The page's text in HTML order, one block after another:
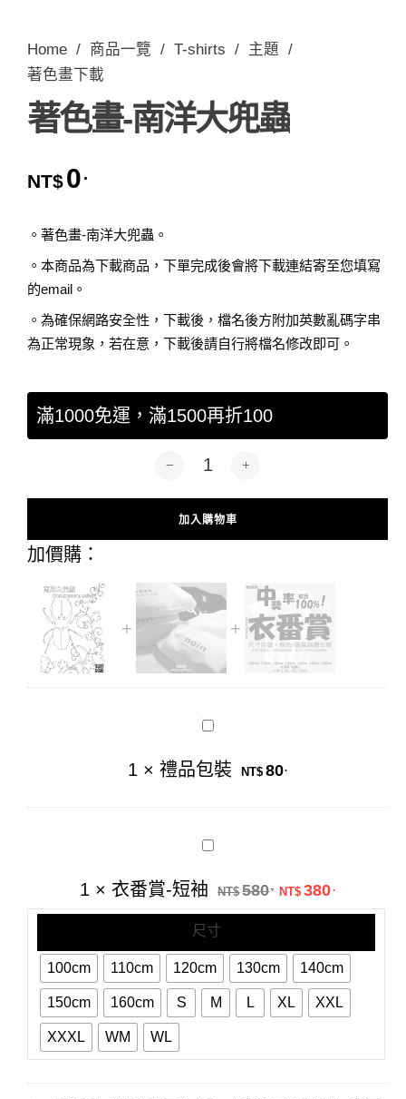
Home / 商品一覽 / T-shirts / 主題 /
著色畫下載
著色畫-南洋大兜蟲
NT$0 .
。著色畫-南洋大兜蟲。
。本商品為下載商品，下單完成後會將下載連結寄至您填寫
的email。
。為確保網路安全性，下載後，檔名後方附加英數亂碼字串
為正常現象，若在意，下載後請自行將檔名修改即可。
滿1000免運，滿1500再折100
著色畫-南洋大兜蟲 數量
加入購物車
Alternative:
加價購：
禮
裝
1 × 禮品包裝 NT$ 80.
衣
短
袖
1 × 衣番賞-短袖 NT$ 580. 原始價格：
NT$ 380.目前價
尺寸
100cm 110cm 120cm 130cm 140cm
150cm 160cm S M L XL XXL
XXXL WM WL